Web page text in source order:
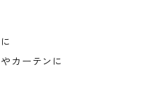
カーテンに